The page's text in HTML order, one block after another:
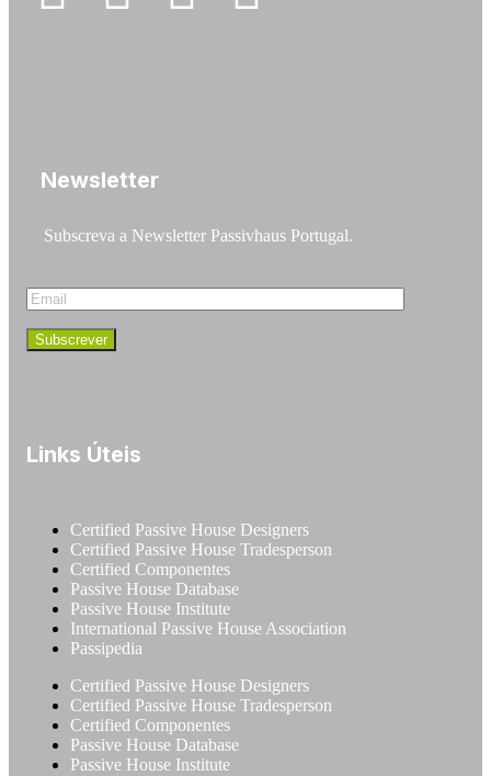
Newsletter
Subscreva a Newsletter Passivhaus Portugal.
Links Úteis
Certified Passive House Designers
Certified Passive House Tradesperson
Certified Componentes
Passive House Database
Passive House Institute
International Passive House Association
Passipedia
Certified Passive House Designers
Certified Passive House Tradesperson
Certified Componentes
Passive House Database
Passive House Institute